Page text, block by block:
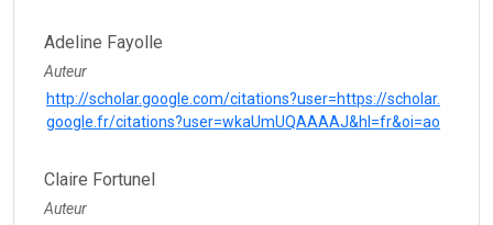
Adeline Fayolle
Auteur
http://scholar.google.com/citations?user=https://scholar.
google.fr/citations?user=wkaUmUQAAAAJ&hl=fr&oi=ao
Claire Fortunel
Auteur